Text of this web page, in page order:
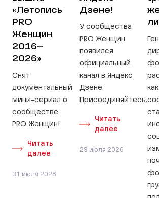
«Летопись
PRO
Женщин
2016–
2026»
Снят
документальный
мини-сериал о
сообществе
PRO Женщин!
Читать
далее
31 июля 2026
Дзене!
У сообщества
PRO Женщин
появился
официальный
канал в Яндекс
Дзене.
Присоединяйтесь.
Читать
далее
29 июля 2026
как